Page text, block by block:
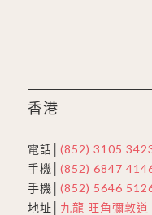
香港
電話│ (852) 3105
手機│ (852) 6847
手機│ (852) 5646
地址│ 九龍 旺角彌敦